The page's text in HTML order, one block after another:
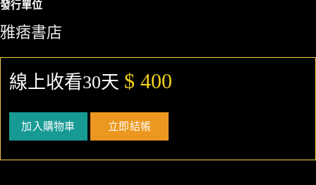
發行單位
雅痞書店
線上收看30天 $ 400
加入購物車 立即結帳